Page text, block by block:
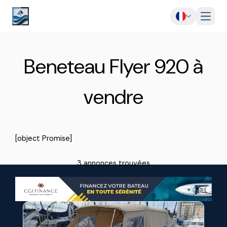
Menu
Beneteau Flyer 920 à
vendre
[object Promise]
3 annonces trouvées